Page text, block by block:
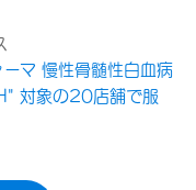
マ 慢性骨髄性白血病
対象の20店舗で服